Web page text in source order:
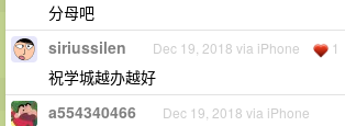
分母吧
siriussilen Dec 19, 2018 via iPhone 1
祝学城越办越好
a554340466 Dec 19, 2018 via iPhone